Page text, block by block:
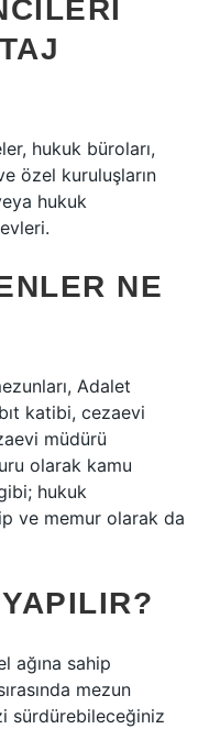
hukuk büroları,
özel kuruluşların
hukuk
NE
Adalet
katibi, cezaevi
müdürü
olarak kamu
hukuk
ve memur olarak da
ağına sahip
mezun
sürdürebileceğiniz